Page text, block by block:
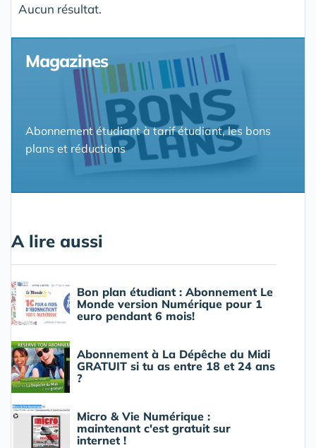
Aucun résultat.
Magazines
Abonnement étudiant à tarif étudiant, les bons
plans et réductions
A lire aussi
Bon plan étudiant : Abonnement Le
Monde version Numérique pour 1
euro pendant 6 mois!
Abonnement à La Dépêche du Midi
GRATUIT si tu as entre 18 et 24 ans
?
Micro & Vie Numérique :
maintenant c'est gratuit sur
internet !